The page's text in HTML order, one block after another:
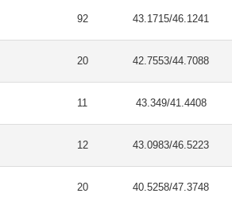
92 43.1715/46.1241
20 42.7553/44.7088
11 43.349/41.4408
12 43.0983/46.5223
20 40.5258/47.3748